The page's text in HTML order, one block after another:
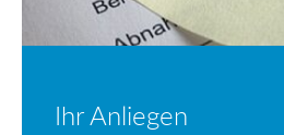
Ihr Anliegen